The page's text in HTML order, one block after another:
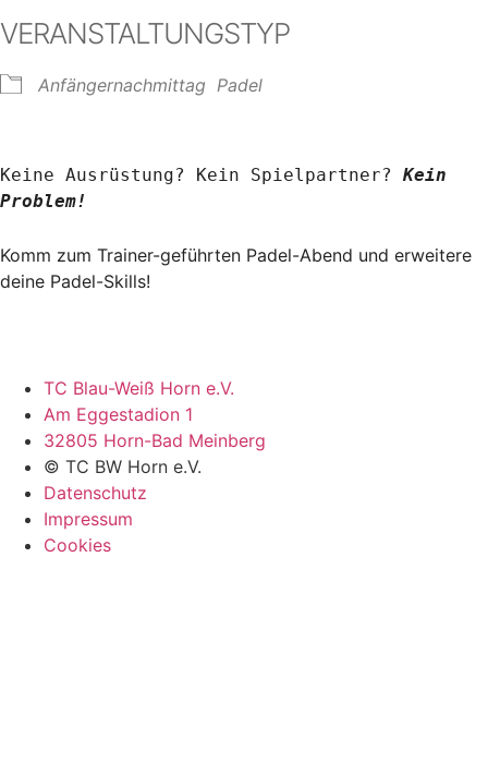
VERANSTALTUNGSTYP
Anfängernachmittag Padel
Keine Ausrüstung? Kein Spielpartner? Kein
Problem!
Komm zum Trainer-geführten Padel-Abend und erweitere
deine Padel-Skills!
TC Blau-Weiß Horn e.V.
Am Eggestadion 1
32805 Horn-Bad Meinberg
© TC BW Horn e.V.
Datenschutz
Impressum
Cookies